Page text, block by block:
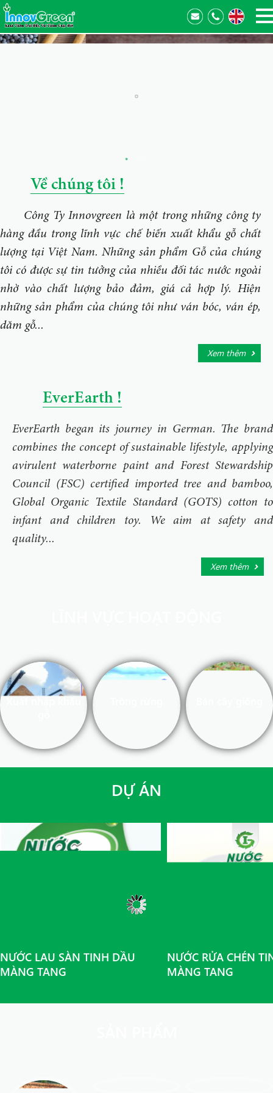
Về chúng tôi !
Công Ty Innovgreen là một trong những công ty
hàng đầu trong lĩnh vực chế biến xuất khẩu gỗ chất
lượng tại Việt Nam. Những sản phẩm Gỗ của chúng
tôi có được sự tin tưởng của nhiều đối tác nước ngoài
nhờ vào chất lượng bảo đảm, giá cả hợp lý. Hiện
những sản phẩm của chúng tôi như ván bóc, ván ép,
dăm gỗ...
Xem thêm
EverEarth !
EverEarth began its journey in German. The brand
combines the concept of sustainable lifestyle, applying
avirulent waterborne paint and Forest Stewardship
Council (FSC) certified imported tree and bamboo,
Global Organic Textile Standard (GOTS) cotton to
infant and children toy. We aim at safety and
quality...
Xem thêm
Xuất nhập khẩu
DỰ ÁN
NƯỚC LAU SÀN TINH DẦU
MÀNG TANG
NƯỚC RỬA CHÉN
MÀNG TANG